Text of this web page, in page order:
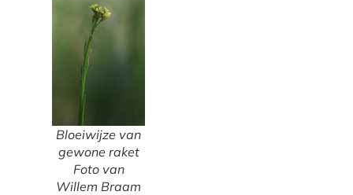
Bloeiwijze van
gewone raket
Foto van
Willem Braam